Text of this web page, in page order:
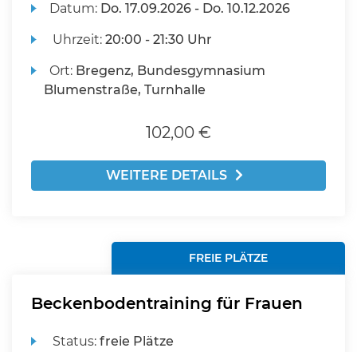
Datum: Do. 17.09.2026 - Do. 10.12.2026
Uhrzeit:20:00 - 21:30 Uhr
Ort: Bregenz, Bundesgymnasium
Blumenstraße, Turnhalle
102,00 €
WEITERE DETAILS
FREIE PLÄTZE
Beckenbodentraining für Frauen
Status:freie Plätze